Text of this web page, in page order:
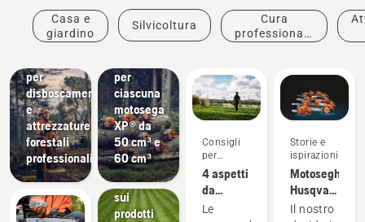
Casa e
giardino
Silvicoltura
Cura
professionale
Soluzioni
per
disboscamento
e
attrezzature
forestali
professionali
Offerte
1 barra +
2 catene
per
ciascuna
motosega
XP® da
50 cm³ e
60 cm³
Offerte
Offerte
attuali e
novità
sui
prodotti
Consigli
per
l'acquisto
4 aspetti
da
considerare
Le
Silvicoltori
e
professionisti
della cura
Storie e
ispirazioni
Motoseghe
Husqvarna,
con la
Il nostro